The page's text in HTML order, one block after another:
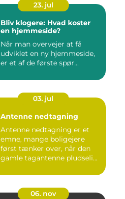
23. jul
Bliv klogere: Hvad koster
en hjemmeside?
Når man overvejer at få
udviklet en ny hjemmeside,
er et af de første spør...
03. jul
Antenne nedtagning
Antenne nedtagning er et
emne, mange boligejere
først tænker over, når den
gamle tagantenne pludseli...
06. nov